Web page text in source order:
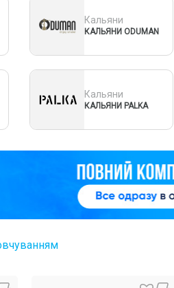
Кальяни
КАЛЬЯНИ ODUMAN
Кальяни
КАЛЬЯНИ PALKA